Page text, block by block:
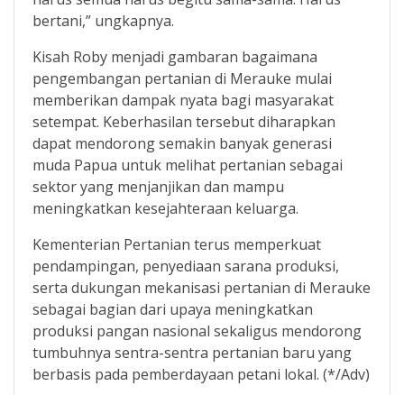
bertani,” ungkapnya.
Kisah Roby menjadi gambaran bagaimana
pengembangan pertanian di Merauke mulai
memberikan dampak nyata bagi masyarakat
setempat. Keberhasilan tersebut diharapkan
dapat mendorong semakin banyak generasi
muda Papua untuk melihat pertanian sebagai
sektor yang menjanjikan dan mampu
meningkatkan kesejahteraan keluarga.
Kementerian Pertanian terus memperkuat
pendampingan, penyediaan sarana produksi,
serta dukungan mekanisasi pertanian di Merauke
sebagai bagian dari upaya meningkatkan
produksi pangan nasional sekaligus mendorong
tumbuhnya sentra-sentra pertanian baru yang
berbasis pada pemberdayaan petani lokal. (*/Adv)